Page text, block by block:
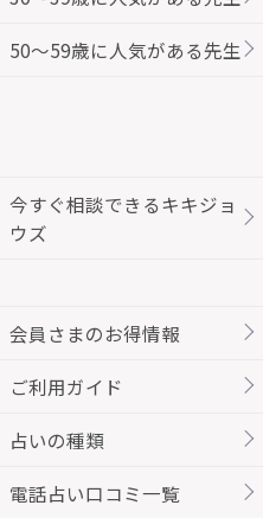
50～59歳に人気がある先生
今すぐ相談できるキキジョ
ウズ
会員さまのお得情報
ご利用ガイド
占いの種類
電話占い口コミ一覧